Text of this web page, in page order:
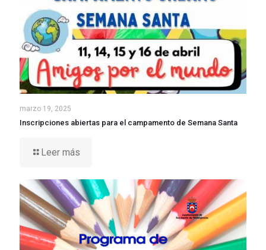
marzo 19, 2025
Inscripciones abiertas para el campamento de Semana Santa
Leer más